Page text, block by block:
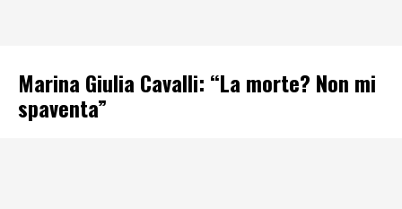
Marina Giulia Cavalli: “La morte? Non mi
spaventa”